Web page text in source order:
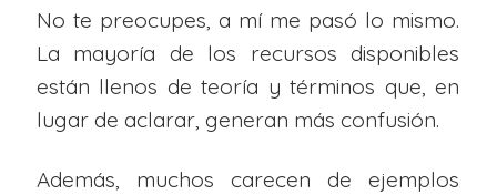
No te preocupes, a mí me pasó lo mismo.
La mayoría de los recursos disponibles
están llenos de teoría y términos que, en
lugar de aclarar, generan más confusión.
Además, muchos carecen de ejemplos